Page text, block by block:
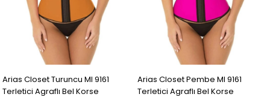
Arias Closet Turuncu MI 9161
Terletici Agraflı Bel Korse
Arias Closet Pembe MI 9161
Terletici Agraflı Bel Korse